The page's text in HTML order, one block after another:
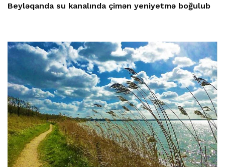
Beyləqanda su kanalında çimən yeniyetmə boğulub